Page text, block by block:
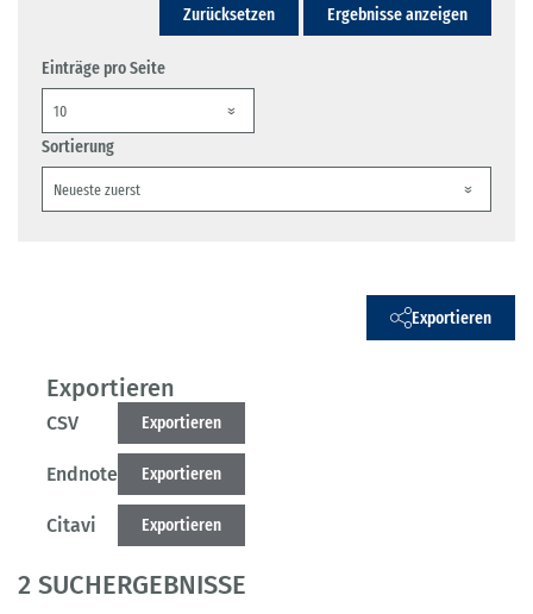
Zurücksetzen Ergebnisse anzeigen
Einträge pro Seite
Sortierung
Exportieren
Exportieren
CSV Exportieren
Endnote Exportieren
Citavi Exportieren
2 SUCHERGEBNISSE